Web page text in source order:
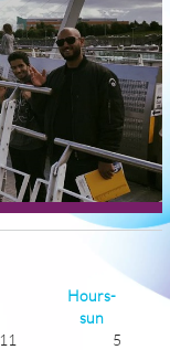
Hours-
sun
11
5